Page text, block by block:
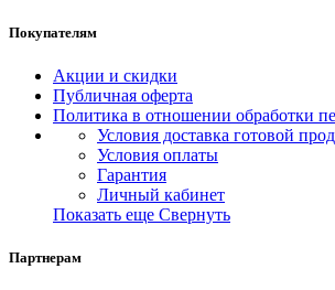
Покупателям
Акции и скидки
Публичная оферта
Политика в отношении обработки
Условия доставка готовой
Условия оплаты
Гарантия
Личный кабинет
Показать еще Свернуть
Партнерам